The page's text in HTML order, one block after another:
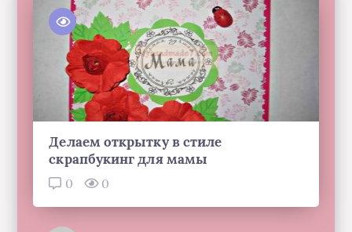
Делаем открытку в стиле
скрапбукинг для мамы
0 0